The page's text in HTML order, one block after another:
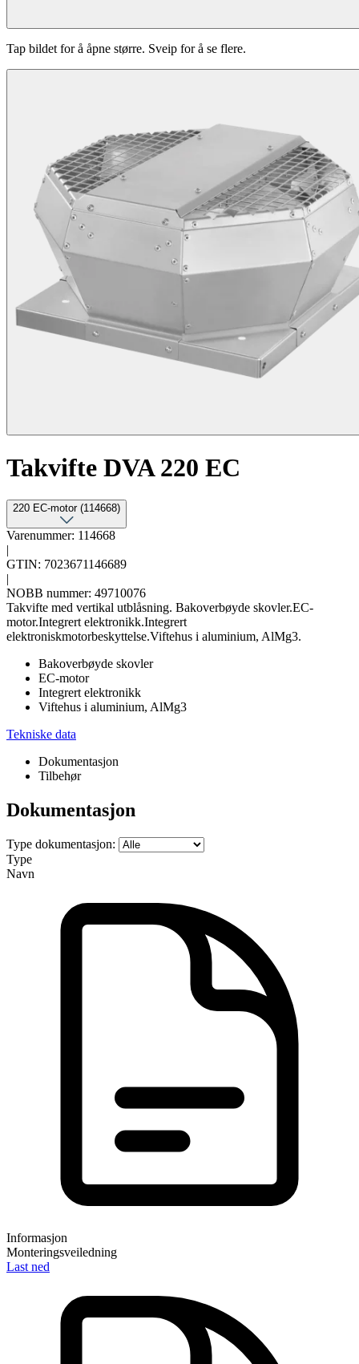
Tap bildet for å åpne større. Sveip for å se flere.
Takvifte DVA 220 EC
220 EC-motor (114668)
Varenummer: 114668
|
GTIN: 7023671146689
|
NOBB nummer: 49710076
Takvifte med vertikal utblåsning. Bakoverbøyde skovler.EC-
motor.Integrert elektronikk.Integrert
elektroniskmotorbeskyttelse.Viftehus i aluminium, AlMg3.
Bakoverbøyde skovler
EC-motor
Integrert elektronikk
Viftehus i aluminium, AlMg3
Tekniske data
Dokumentasjon
Tilbehør
Dokumentasjon
Type dokumentasjon:
Type
Navn
Informasjon
Monteringsveiledning
Last ned